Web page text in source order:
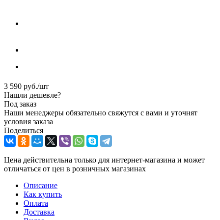
3 590 руб./шт
Нашли дешевле?
Под заказ
Наши менеджеры обязательно свяжутся с вами и уточнят
условия заказа
Поделиться
Цена действительна только для интернет-магазина и может
отличаться от цен в розничных магазинах
Описание
Как купить
Оплата
Доставка